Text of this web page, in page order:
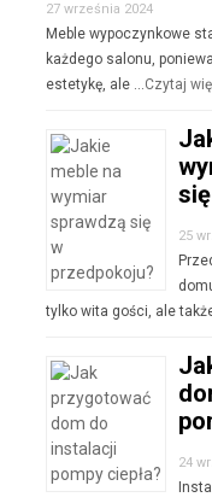
27 września 2024
Meble wypoczynkowe
każdego salonu,
estetykę, ale …Czytaj
25
tylko wita gości, ale
24